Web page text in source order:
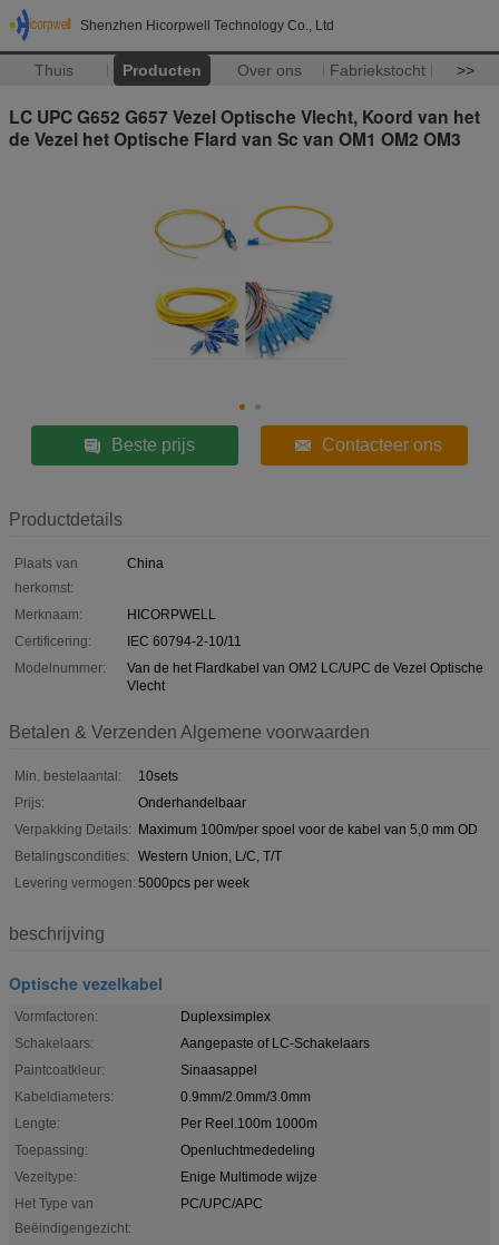
Shenzhen Hicorpwell Technology Co., Ltd
Thuis Producten Over ons Fabriekstocht >>
LC UPC G652 G657 Vezel Optische Vlecht, Koord van het
de Vezel het Optische Flard van Sc van OM1 OM2 OM3
Beste prijs Contacteer ons
Productdetails
Plaats van
herkomst:
China
Merknaam:
HICORPWELL
Certificering:
IEC 60794-2-10/11
Modelnummer:
Van de het Flardkabel van OM2 LC/UPC de Vezel Optische
Vlecht
Betalen & Verzenden Algemene voorwaarden
Min. bestelaantal:
10sets
Prijs:
Onderhandelbaar
Verpakking Details: Maximum 100m/per spoel voor de kabel van 5,0 mm OD
Betalingscondities:
Western Union, L/C, T/T
Levering vermogen: 5000pcs per week
beschrijving
Optische vezelkabel
Vormfactoren:
Duplexsimplex
Schakelaars:
Aangepaste of LC-Schakelaars
Paintcoatkleur:
Sinaasappel
Kabeldiameters:
0.9mm/2.0mm/3.0mm
Lengte:
Per Reel.100m 1000m
Toepassing:
Openluchtmededeling
Vezeltype:
Enige Multimode wijze
Het Type van
Beëindigengezicht:
PC/UPC/APC